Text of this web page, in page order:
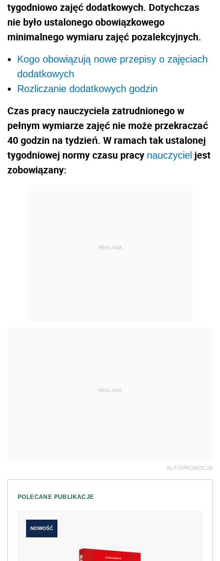
tygodniowo zajęć dodatkowych. Dotychczas
nie było ustalonego obowiązkowego
minimalnego wymiaru zajęć pozalekcyjnych.
Kogo obowiązują nowe przepisy o zajęciach
dodatkowych
Rozliczanie dodatkowych godzin
Czas pracy nauczyciela zatrudnionego w
pełnym wymiarze zajęć nie może przekraczać
40 godzin na tydzień. W ramach tak ustalonej
tygodniowej normy czasu pracy nauczyciel jest
zobowiązany:
REKLAMA
REKLAMA
AUTOPROMOCJA
POLECANE PUBLIKACJE
NOWOŚĆ